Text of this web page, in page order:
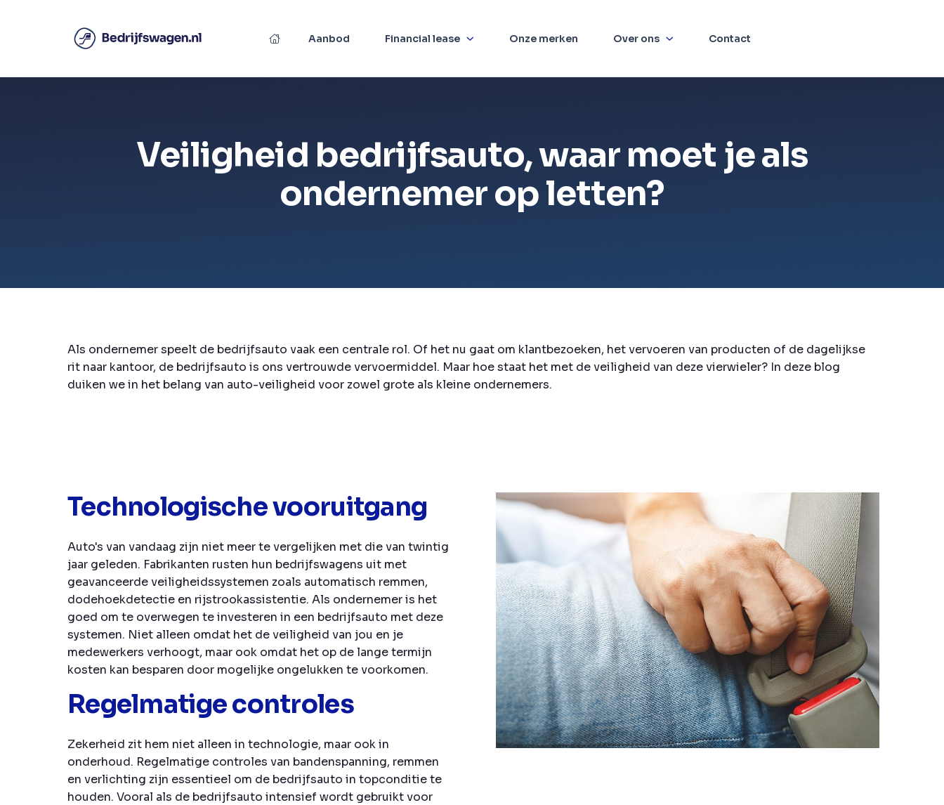
Aanbod Financial lease Onze merken Over ons Contact
Veiligheid bedrijfsauto, waar moet je als
ondernemer op letten?
Als ondernemer speelt de bedrijfsauto vaak een centrale rol. Of het nu gaat om klantbezoeken, het vervoeren van producten of de dagelijkse
rit naar kantoor, de bedrijfsauto is ons vertrouwde vervoermiddel. Maar hoe staat het met de veiligheid van deze vierwieler? In deze blog
duiken we in het belang van auto-veiligheid voor zowel grote als kleine ondernemers.
Technologische vooruitgang
Auto's van vandaag zijn niet meer te vergelijken met die van twintig
jaar geleden. Fabrikanten rusten hun bedrijfswagens uit met
geavanceerde veiligheidssystemen zoals automatisch remmen,
dodehoekdetectie en rijstrookassistentie. Als ondernemer is het
goed om te overwegen te investeren in een bedrijfsauto met deze
systemen. Niet alleen omdat het de veiligheid van jou en je
medewerkers verhoogt, maar ook omdat het op de lange termijn
kosten kan besparen door mogelijke ongelukken te voorkomen.
Regelmatige controles
Zekerheid zit hem niet alleen in technologie, maar ook in
onderhoud. Regelmatige controles van bandenspanning, remmen
en verlichting zijn essentieel om de bedrijfsauto in topconditie te
houden. Vooral als de bedrijfsauto intensief wordt gebruikt voor